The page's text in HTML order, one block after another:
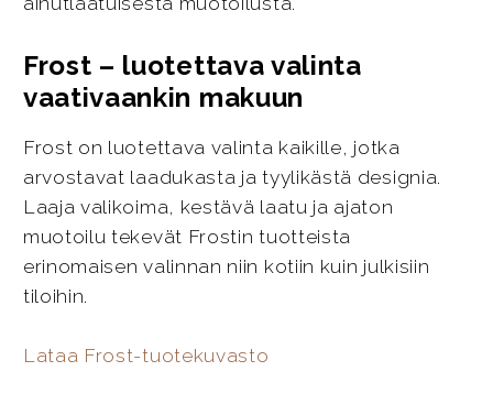
Frost – luotettava valinta
vaativaankin makuun
Frost on luotettava valinta kaikille, jotka
arvostavat laadukasta ja tyylikästä designia.
Laaja valikoima, kestävä laatu ja ajaton
muotoilu tekevät Frostin tuotteista
erinomaisen valinnan niin kotiin kuin julkisiin
tiloihin.
Lataa Frost-tuotekuvasto